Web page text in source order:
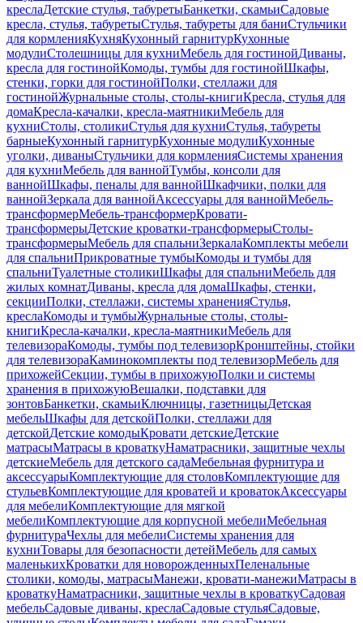
креслаДетские стулья, табуретыБанкетки, скамьиСадовые
кресла, стулья, табуретыСтулья, табуреты для баниСтульчики
для кормленияКухняКухонный гарнитурКухонные
модулиСтолешницы для кухниМебель для гостинойДиваны,
кресла для гостинойКомоды, тумбы для гостинойШкафы,
стенки, горки для гостинойПолки, стеллажи для
гостинойЖурнальные столы, столы-книгиКресла, стулья для
домаКресла-качалки, кресла-маятникиМебель для
кухниСтолы, столикиСтулья для кухниСтулья, табуреты
барныеКухонный гарнитурКухонные модулиКухонные
уголки, диваныСтульчики для кормленияСистемы хранения
для кухниМебель для ваннойТумбы, консоли для
ваннойШкафы, пеналы для ваннойШкафчики, полки для
ваннойЗеркала для ваннойАксессуары для ваннойМебель-
трансформерМебель-трансформерКровати-
трансформерыДетские кроватки-трансформерыСтолы-
трансформерыМебель для спальниЗеркалаКомплекты мебели
для спальниПрикроватные тумбыКомоды и тумбы для
спальниТуалетные столикиШкафы для спальниМебель для
жилых комнатДиваны, кресла для домаШкафы, стенки,
секцииПолки, стеллажи, системы храненияСтулья,
креслаКомоды и тумбыЖурнальные столы, столы-
книгиКресла-качалки, кресла-маятникиМебель для
телевизораКомоды, тумбы под телевизорКронштейны, стойки
для телевизораКаминокомплекты под телевизорМебель для
прихожейСекции, тумбы в прихожуюПолки и системы
хранения в прихожуюВешалки, подставки для
зонтовБанкетки, скамьиКлючницы, газетницыДетская
мебельШкафы для детскойПолки, стеллажи для
детскойДетские комодыКровати детскиеДетские
матрасыМатрасы в кроваткуНаматрасники, защитные чехлы
детскиеМебель для детского садаМебельная фурнитура и
аксессуарыКомплектующие для столовКомплектующие для
стульевКомплектующие для кроватей и кроватокАксессуары
для мебелиКомплектующие для мягкой
мебелиКомплектующие для корпусной мебелиМебельная
фурнитураЧехлы для мебелиСистемы хранения для
кухниТовары для безопасности детейМебель для самых
маленькихКроватки для новорожденныхПеленальные
столики, комоды, матрасыМанежи, кровати-манежиМатрасы в
кроваткуНаматрасники, защитные чехлы в кроваткуСадовая
мебельСадовые диваны, креслаСадовые стульяСадовые,